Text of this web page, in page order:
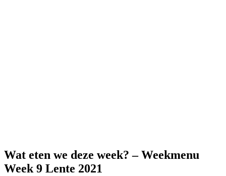
Wat eten we deze week? – Weekmenu
Week 9 Lente 2021